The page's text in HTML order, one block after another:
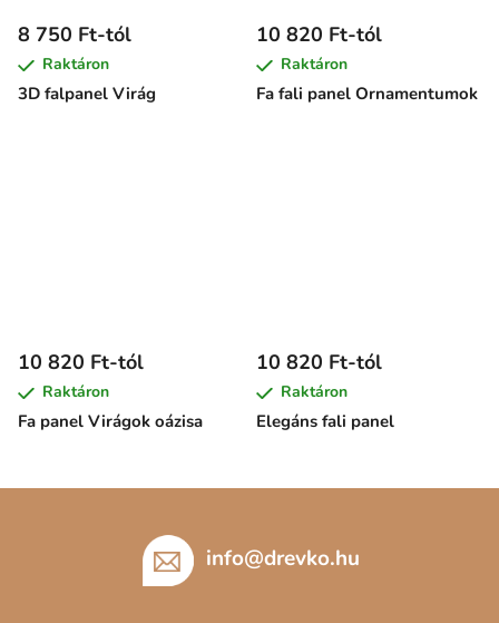
3D falpanel Virág
8 750 Ft-tól
Raktáron
Fa fali panel Ornamentumok
10 820 Ft-tól
Raktáron
Fa panel Virágok oázisa
10 820 Ft-tól
Raktáron
Elegáns fali panel
10 820 Ft-tól
Raktáron
info@drevko.hu